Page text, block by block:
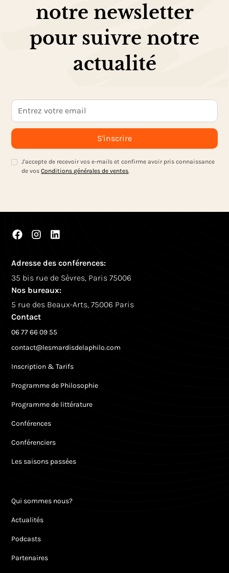
notre newsletter
pour suivre notre
actualité
J'accepte de recevoir vos e-mails et confirme avoir pris connaissance
de vosConditions générales de ventes
Adresse des conférences:
35 bis rue de Sèvres, Paris 75006
Nos bureaux:
5 rue des Beaux-Arts, 75006 Paris
Contact
06 77 66 09 55
contact@lesmardisdelaphilo.com
Inscription & Tarifs
Programme de Philosophie
Programme de littérature
Conférences
Conférenciers
Les saisons passées
Qui sommes nous?
Actualités
Podcasts
Partenaires